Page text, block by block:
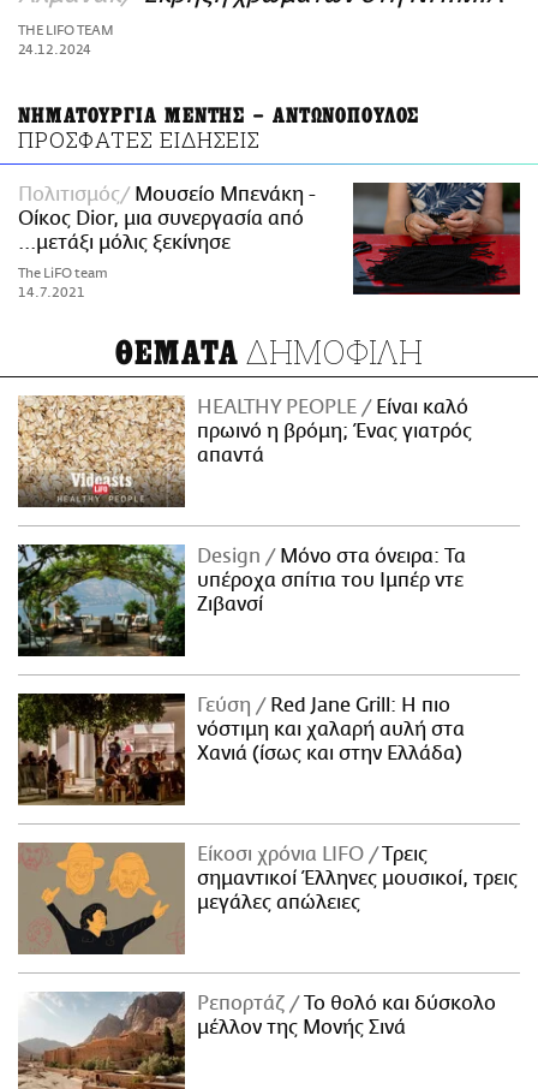
ΑΜΠΑ
PRINT
THE LIFO TEAM
24.12.2024
ΝΗΜΑΤΟΥΡΓΙΑ ΜΕΝΤΗΣ – ΑΝΤΩΝΟΠΟΥΛΟΣ
ΠΡΟΣΦΑΤΕΣ ΕΙΔΗΣΕΙΣ
Πολιτισμός
Μουσείο Μπενάκη -
Οίκος Dior, μια συνεργασία από
...μετάξι μόλις ξεκίνησε
The LiFO team
14.7.2021
ΘΕΜΑΤΑ ΔΗΜΟΦΙΛΗ
HEALTHY PEOPLE
Είναι καλό
πρωινό η βρόμη; Ένας γιατρός
απαντά
Design
Μόνο στα όνειρα: Τα
υπέροχα σπίτια του Ιμπέρ ντε
Ζιβανσί
Γεύση
Red Jane Grill: Η πιο
νόστιμη και χαλαρή αυλή στα
Χανιά (ίσως και στην Ελλάδα)
Είκοσι χρόνια LIFO
Tρεις
σημαντικοί Έλληνες μουσικοί, τρεις
μεγάλες απώλειες
Ρεπορτάζ
Το θολό και δύσκολο
μέλλον της Μονής Σινά